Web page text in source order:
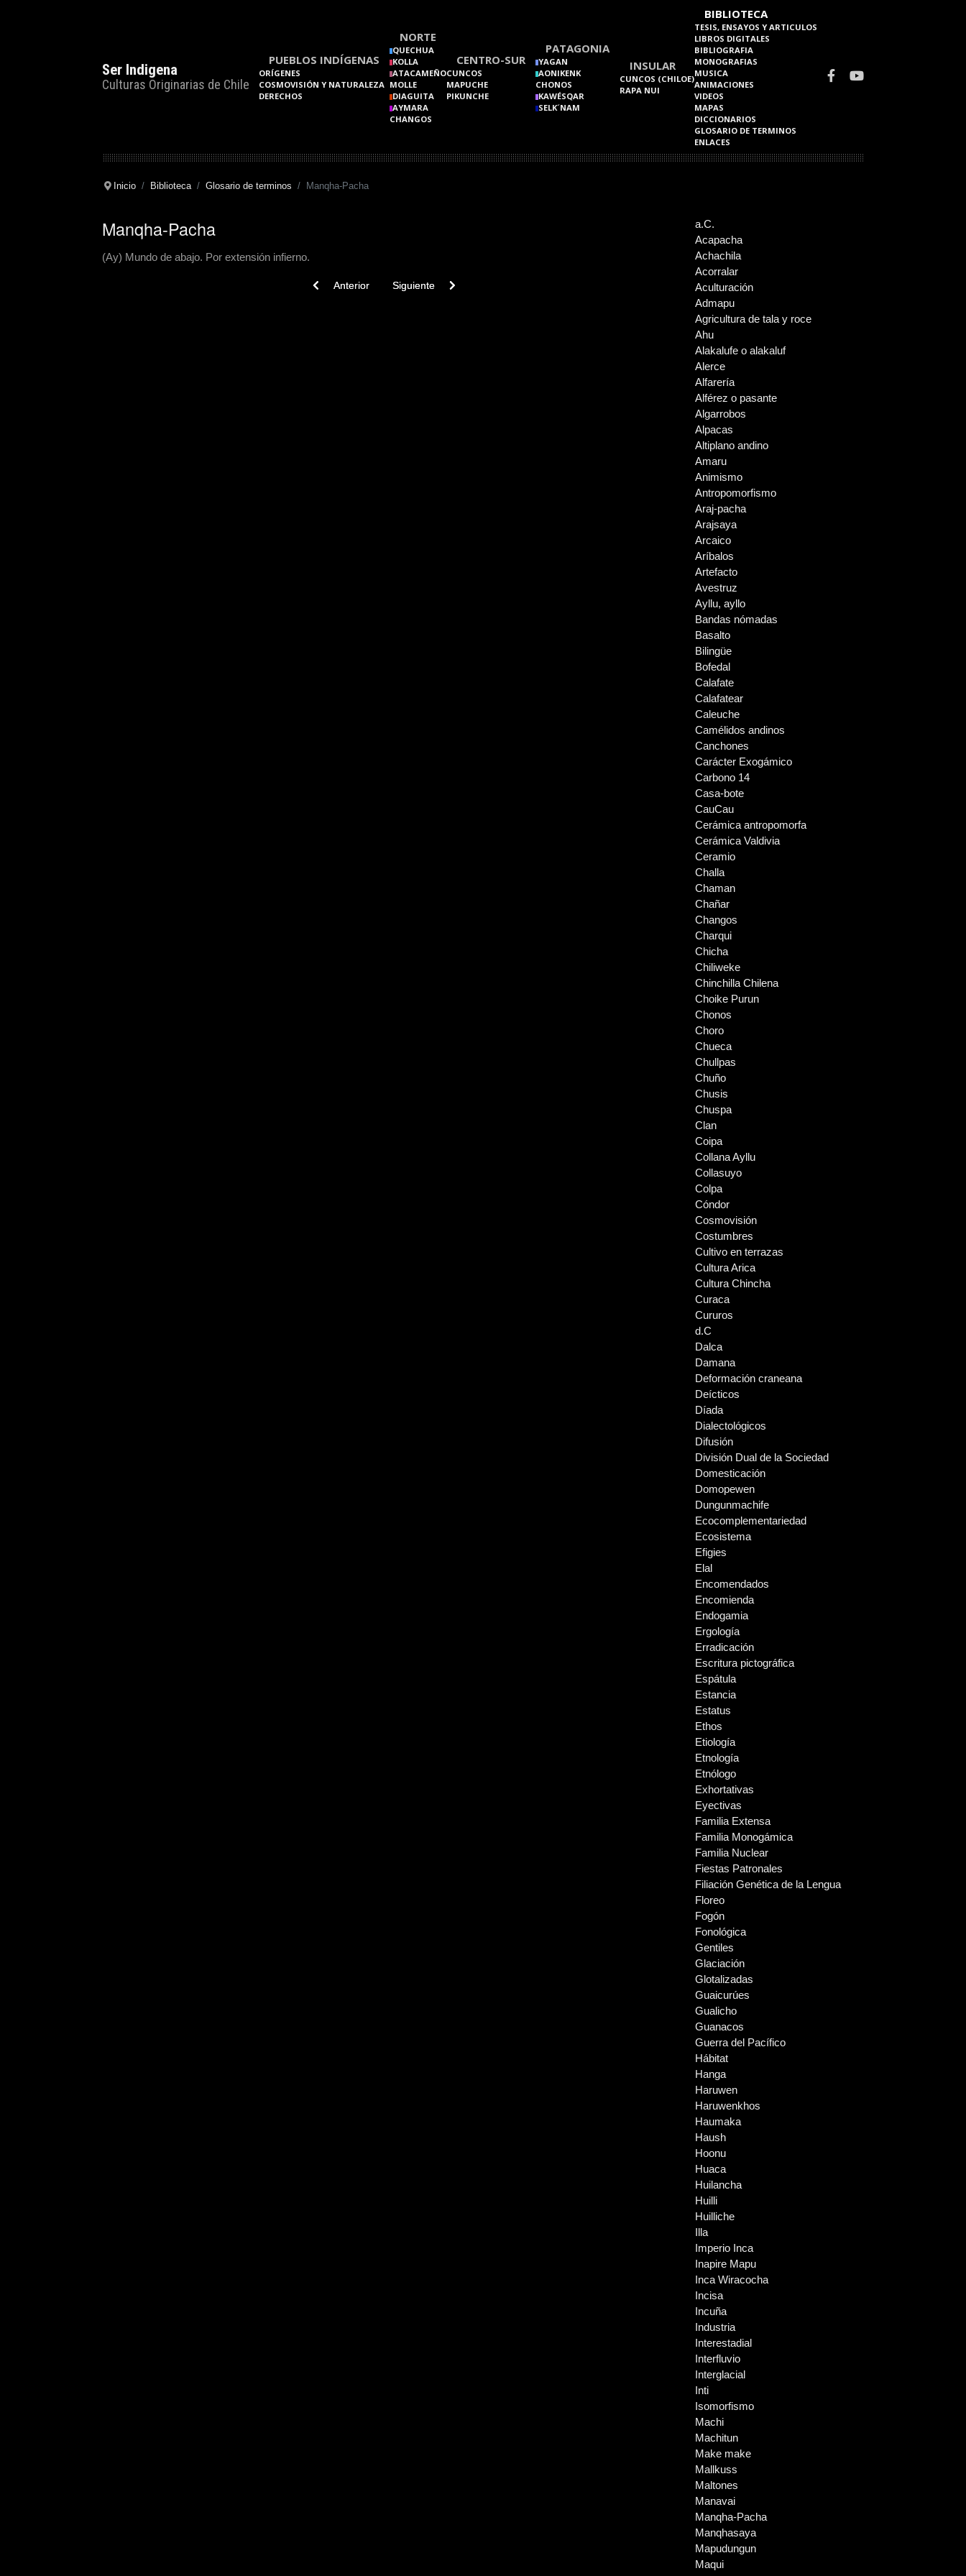
Ser Indigena
Culturas Originarias de Chile
PUEBLOS INDÍGENAS
ORÍGENES
COSMOVISIÓN Y NATURALEZA
DERECHOS
NORTE
QUECHUA
KOLLA
ATACAMEÑO
MOLLE
DIAGUITA
AYMARA
CHANGOS
CENTRO-SUR
CUNCOS
MAPUCHE
PIKUNCHE
PATAGONIA
YAGAN
AONIKENK
CHONOS
KAWÉSQAR
SELK´NAM
INSULAR
CUNCOS (CHILOE)
RAPA NUI
BIBLIOTECA
TESIS, ENSAYOS Y ARTICULOS
LIBROS DIGITALES
BIBLIOGRAFIA
MONOGRAFIAS
MUSICA
ANIMACIONES
VIDEOS
MAPAS
DICCIONARIOS
GLOSARIO DE TERMINOS
ENLACES
Inicio Biblioteca Glosario de terminos Manqha-Pacha
Manqha-Pacha
(Ay) Mundo de abajo. Por extensión infierno.
Previous article: Manqhasaya
Anterior Next article: Manavai
Siguiente
a.C.
Acapacha
Achachila
Acorralar
Aculturación
Admapu
Agricultura de tala y roce
Ahu
Alakalufe o alakaluf
Alerce
Alfarería
Alférez o pasante
Algarrobos
Alpacas
Altiplano andino
Amaru
Animismo
Antropomorfismo
Araj-pacha
Arajsaya
Arcaico
Aríbalos
Artefacto
Avestruz
Ayllu, ayllo
Bandas nómadas
Basalto
Bilingüe
Bofedal
Calafate
Calafatear
Caleuche
Camélidos andinos
Canchones
Carácter Exogámico
Carbono 14
Casa-bote
CauCau
Cerámica antropomorfa
Cerámica Valdivia
Ceramio
Challa
Chaman
Chañar
Changos
Charqui
Chicha
Chiliweke
Chinchilla Chilena
Choike Purun
Chonos
Choro
Chueca
Chullpas
Chuño
Chusis
Chuspa
Clan
Coipa
Collana Ayllu
Collasuyo
Colpa
Cóndor
Cosmovisión
Costumbres
Cultivo en terrazas
Cultura Arica
Cultura Chincha
Curaca
Cururos
d.C
Dalca
Damana
Deformación craneana
Deícticos
Díada
Dialectológicos
Difusión
División Dual de la Sociedad
Domesticación
Domopewen
Dungunmachife
Ecocomplementariedad
Ecosistema
Efigies
Elal
Encomendados
Encomienda
Endogamia
Ergología
Erradicación
Escritura pictográfica
Espátula
Estancia
Estatus
Ethos
Etiología
Etnología
Etnólogo
Exhortativas
Eyectivas
Familia Extensa
Familia Monogámica
Familia Nuclear
Fiestas Patronales
Filiación Genética de la Lengua
Floreo
Fogón
Fonológica
Gentiles
Glaciación
Glotalizadas
Guaicurúes
Gualicho
Guanacos
Guerra del Pacífico
Hábitat
Hanga
Haruwen
Haruwenkhos
Haumaka
Haush
Hoonu
Huaca
Huilancha
Huilli
Huilliche
Illa
Imperio Inca
Inapire Mapu
Inca Wiracocha
Incisa
Incuña
Industria
Interestadial
Interfluvio
Interglacial
Inti
Isomorfismo
Machi
Machitun
Make make
Mallkuss
Maltones
Manavai
Manqha-Pacha
Manqhasaya
Mapudungun
Maqui